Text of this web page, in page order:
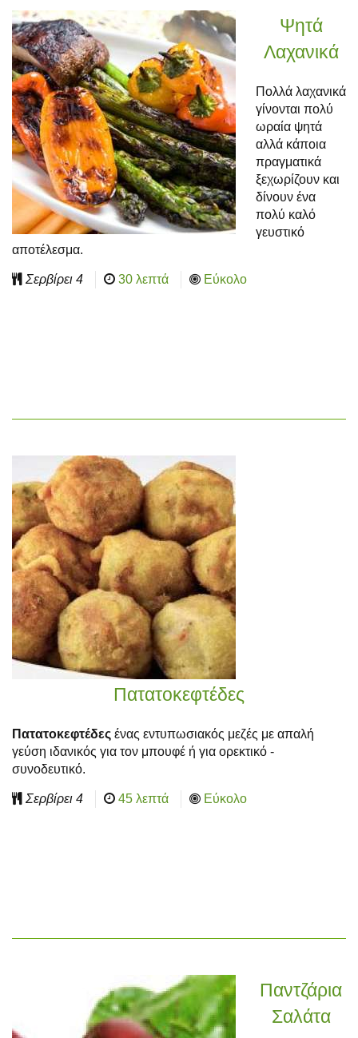
Ψητά
Λαχανικά
Πολλά λαχανικά
γίνονται πολύ
ωραία ψητά
αλλά κάποια
πραγματικά
ξεχωρίζουν και
δίνουν ένα
πολύ καλό
γευστικό
αποτέλεσμα.
Σερβίρει 4 30 λεπτά Εύκολο
Πατατοκεφτέδες
Πατατοκεφτέδες ένας εντυπωσιακός μεζές με απαλή
γεύση ιδανικός για τον μπουφέ ή για ορεκτικό -
συνοδευτικό.
Σερβίρει 4 45 λεπτά Εύκολο
Παντζάρια
Σαλάτα